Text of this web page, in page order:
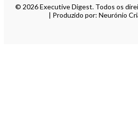
© 2026 Executive Digest. Todos os
| Produzido por: Neurónio